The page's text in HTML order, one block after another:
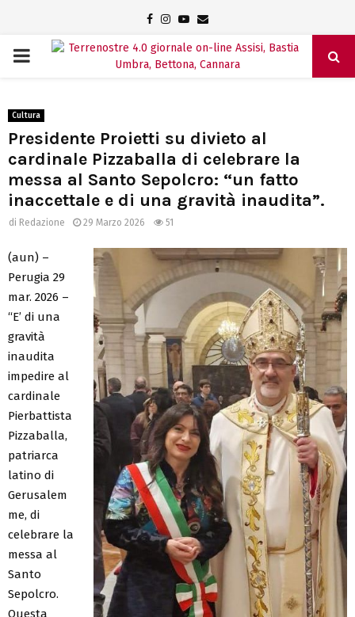
Facebook
Instagram
Youtube
Email
PRIMARY
Cultura
Presidente Proietti su divieto al
cardinale Pizzaballa di celebrare la
messa al Santo Sepolcro: “un fatto
inaccettale e di una gravità inaudita”.
di Redazione 29 Marzo 2026 51
(aun) –
Perugia 29
mar. 2026 –
“E’ di una
gravità
inaudita
impedire al
cardinale
Pierbattista
Pizzaballa,
patriarca
latino di
Gerusalem
me, di
celebrare la
messa al
Santo
Sepolcro.
Questa